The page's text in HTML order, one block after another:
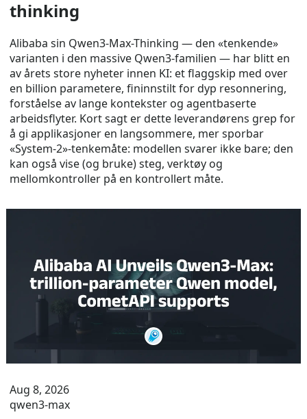
thinking
Alibaba sin Qwen3-Max-Thinking — den «tenkende»
varianten i den massive Qwen3-familien — har blitt en
av årets store nyheter innen KI: et flaggskip med over
en billion parametere, fininnstilt for dyp resonnering,
forståelse av lange kontekster og agentbaserte
arbeidsflyter. Kort sagt er dette leverandørens grep for
å gi applikasjoner en langsommere, mer sporbar
«System-2»-tenkemåte: modellen svarer ikke bare; den
kan også vise (og bruke) steg, verktøy og
mellomkontroller på en kontrollert måte.
Aug 8, 2026
qwen3-max